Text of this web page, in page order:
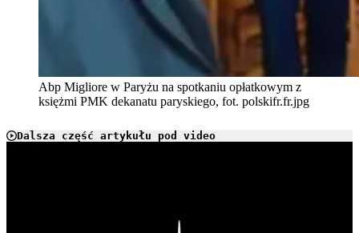
Abp Migliore w Paryżu na spotkaniu opłatkowym z
księżmi PMK dekanatu paryskiego, fot. polskifr.fr.jpg
Dalsza część artykułu pod video